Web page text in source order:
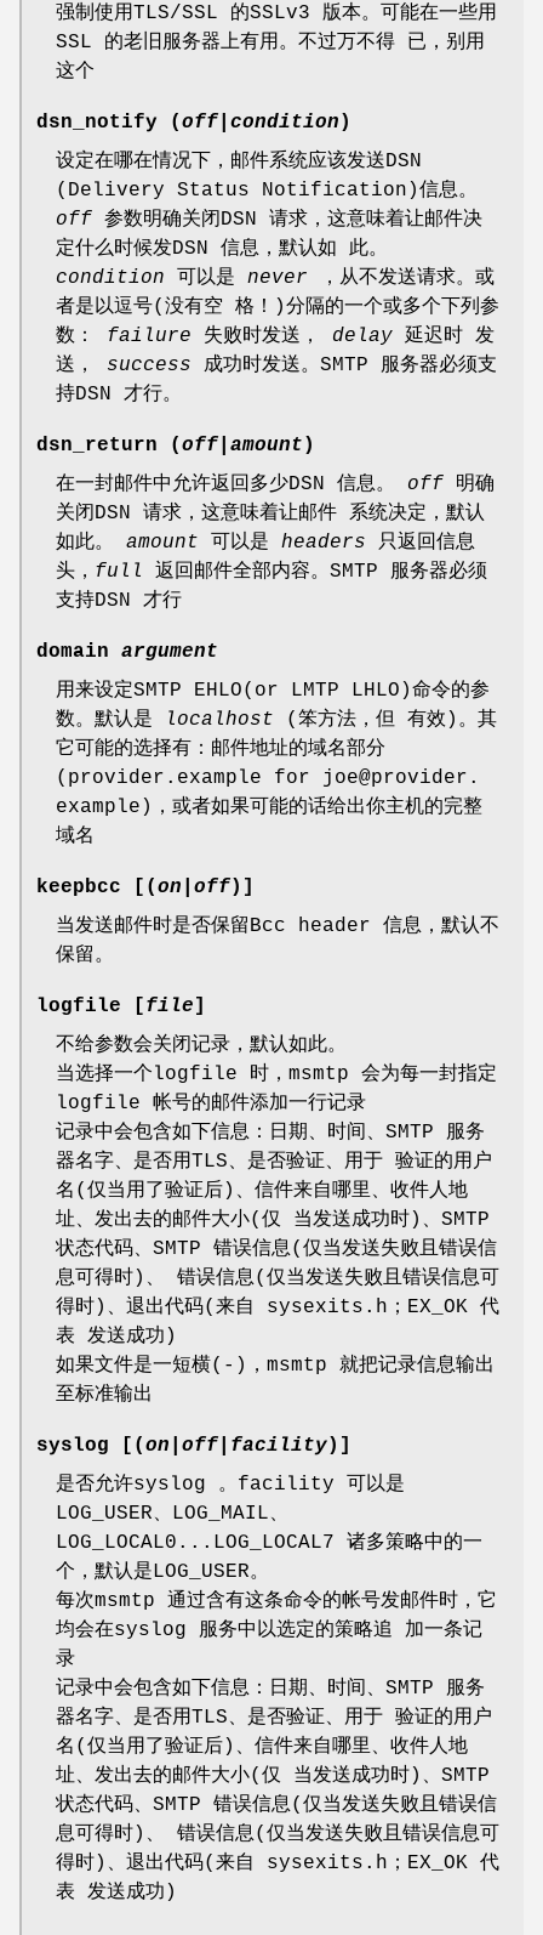
强制使用TLS/SSL 的SSLv3 版本。可能在一些用
SSL 的老旧服务器上有用。不过万不得 已，别用
这个
dsn_notify (off condition )
设定在哪在情况下，邮件系统应该发送DSN
(Delivery Status Notification)信息。
off 参数明确关闭DSN 请求，这意味着让邮件决
定什么时候发DSN 信息，默认如 此。
condition 可以是 never ，从不发送请求。或
者是以逗号(没有空 格！)分隔的一个或多个下列参
数： failure 失败时发送， delay 延迟时 发
送， success 成功时发送。SMTP 服务器必须支
持DSN 才行。
dsn_return (off amount )
在一封邮件中允许返回多少DSN 信息。 off 明确
关闭DSN 请求，这意味着让邮件 系统决定，默认
如此。 amount 可以是 headers 只返回信息
头， full
返回邮件全部内容。SMTP 服务器必须
支持DSN 才行
domain argument
用来设定SMTP EHLO(or LMTP LHLO)命令的参
数。默认是
localhost (笨方法，但 有效)。其
它可能的选择有：邮件地址的域名部分
(provider.example for joe@provider.
example)，或者如果可能的话给出你主机的完整
域名
keepbcc [(on off)]
当发送邮件时是否保留Bcc header 信息，默认不
保留。
logfile [file]
不给参数会关闭记录，默认如此。
当选择一个logfile 时，msmtp 会为每一封指定
logfile 帐号的邮件添加一行记录
记录中会包含如下信息：日期、时间、SMTP 服务
器名字、是否用TLS、是否验证、用于 验证的用户
名(仅当用了验证后)、信件来自哪里、收件人地
址、发出去的邮件大小(仅 当发送成功时)、SMTP
状态代码、SMTP 错误信息(仅当发送失败且错误信
息可得时)、 错误信息(仅当发送失败且错误信息可
得时)、退出代码(来自 sysexits.h；EX_OK 代
表 发送成功)
如果文件是一短横(-)，msmtp 就把记录信息输出
至标准输出
syslog [(on off facility)]
是否允许syslog 。facility 可以是
LOG_USER、LOG_MAIL、
LOG_LOCAL0...LOG_LOCAL7 诸多策略中的一
个，默认是LOG_USER。
每次msmtp 通过含有这条命令的帐号发邮件时，它
均会在syslog 服务中以选定的策略追 加一条记
录
记录中会包含如下信息：日期、时间、SMTP 服务
器名字、是否用TLS、是否验证、用于 验证的用户
名(仅当用了验证后)、信件来自哪里、收件人地
址、发出去的邮件大小(仅 当发送成功时)、SMTP
状态代码、SMTP 错误信息(仅当发送失败且错误信
息可得时)、 错误信息(仅当发送失败且错误信息可
得时)、退出代码(来自 sysexits.h；EX_OK 代
表 发送成功)